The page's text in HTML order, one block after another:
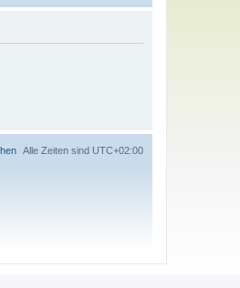
Alle Zeiten sind UTC+02:00